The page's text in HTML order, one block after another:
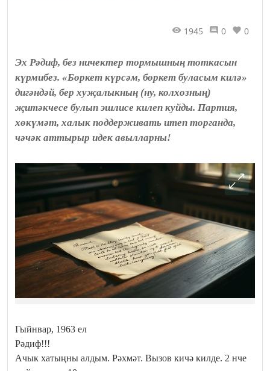
1945 0 0
Эх Рәдиф, без ничектер тормышның тоткасын
күрмибез. «Бөркет күрсәм, бөркет буласым килә»
дигәндәй, бер хуҗалыкның (ну, колхозның)
җитәкчесе булып эшлисе килеп куйды. Партия,
хөкүмәт, халык поддерживать итеп торганда,
чәчәк аттырыр идек авылларны!
Гыйнвар, 1963 ел
Рәдиф!!!
Ачык хатыңны алдым. Рәхмәт. Вызов кичә килде. 2 нче